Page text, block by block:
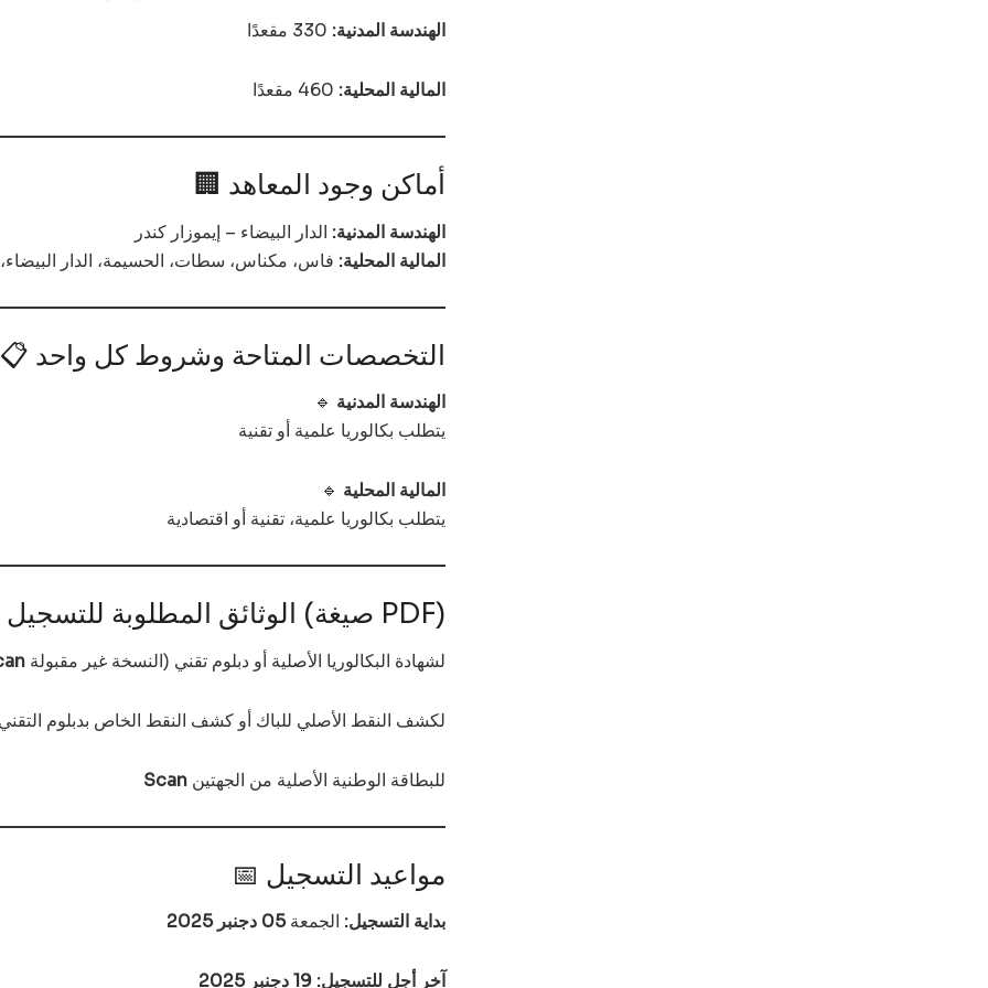
الهندسة المدنية:
المالية المحلية:
🏢 أماكن وجود المعاهد
الهندسة المدنية: الدار البيضاء – إيموزار كندر
المالية المحلية: فاس، مكناس، سطات، الحسيمة، الدار
📋 التخصصات المتاحة وشروط كل واحد
🔹 الهندسة المدنية
يتطلب بكالوريا علمية أو تقنية
🔹 المالية المحلية
يتطلب بكالوريا علمية، تقنية أو اقتصادية
📁 الوثائق المطلوبة للتسجيل (صيغة PDF)
لشهادة البكالوريا الأصلية أو دبلوم تقني (النسخة غير مقبولة
لكشف النقط الأصلي للباك أو كشف النقط الخاص بدبلوم
Scan للبطاقة الوطنية الأصلية من الجهتين
📅 مواعيد التسجيل
بداية التسجيل: الجمعة05 دجنبر 2025
آخر أجل للتسجيل: 19 دجنبر 2025